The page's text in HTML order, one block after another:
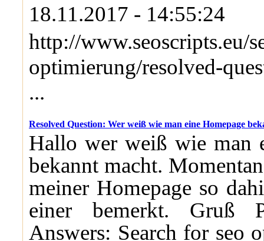
18.11.2017 - 14:55:24
http://www.seoscripts.eu/
optimierung/resolved-
...
Resolved Question: Wer weiß wie man eine Homepage
Hallo wer weiß wie man
bekannt macht.
meiner Homepage so
einer bemerkt. Gruß
Answers: Search for seo